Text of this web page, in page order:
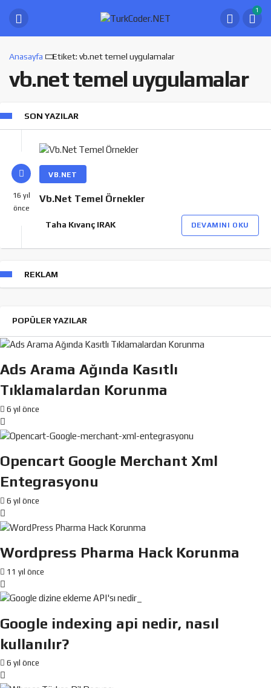
1
Anasayfa Etiket: vb.net temel uygulamalar
vb.net temel uygulamalar
SON YAZILAR
16 yıl
önce
VB.NET
Vb.Net Temel Örnekler
Taha Kıvanç IRAK DEVAMINI OKU
REKLAM
POPÜLER YAZILAR
Ads Arama Ağında Kasıtlı
Tıklamalardan Korunma
6 yıl önce
Opencart Google Merchant Xml
Entegrasyonu
6 yıl önce
Wordpress Pharma Hack Korunma
11 yıl önce
Google indexing api nedir, nasıl
kullanılır?
6 yıl önce